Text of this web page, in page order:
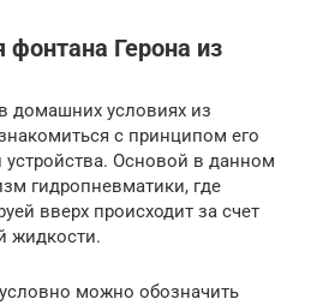
фонтана Герона из
домашних условиях из
с принципом его
Основой в данном
гидропневматики, где
вверх происходит за счет
жидкости.
можно обозначить